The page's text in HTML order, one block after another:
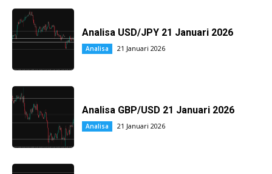
Analisa USD/JPY 21 Januari 2026
Analisa 21 Januari 2026
Analisa GBP/USD 21 Januari 2026
Analisa 21 Januari 2026